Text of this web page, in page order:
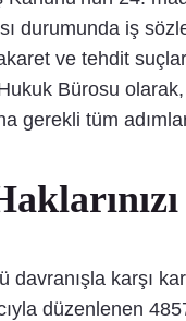
durumunda iş
ve tehdit
Bürosu
gerekli tüm
davranışla karşı
düzenlenen